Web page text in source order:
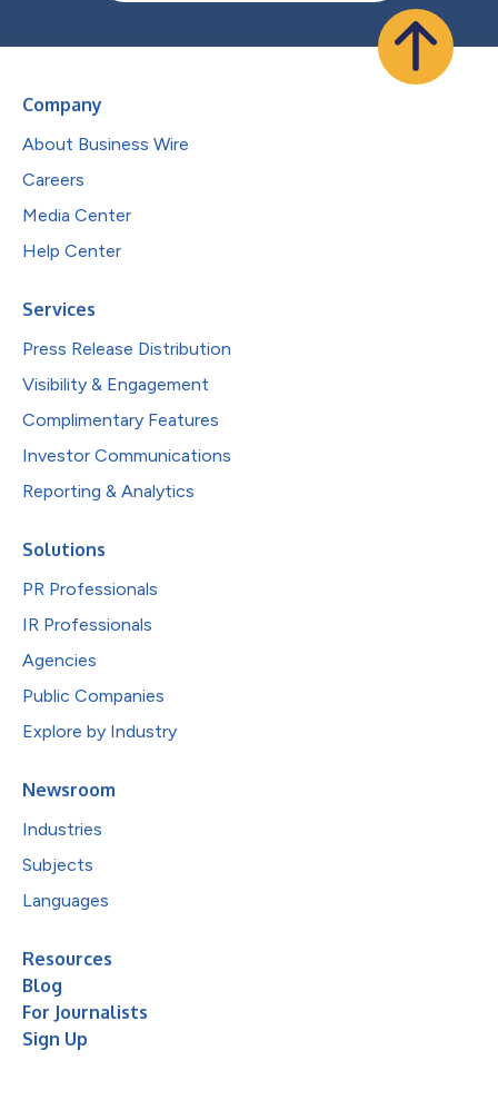
Company
About Business Wire
Careers
Media Center
Help Center
Services
Press Release Distribution
Visibility & Engagement
Complimentary Features
Investor Communications
Reporting & Analytics
Solutions
PR Professionals
IR Professionals
Agencies
Public Companies
Explore by Industry
Newsroom
Industries
Subjects
Languages
Resources
Blog
For Journalists
Sign Up